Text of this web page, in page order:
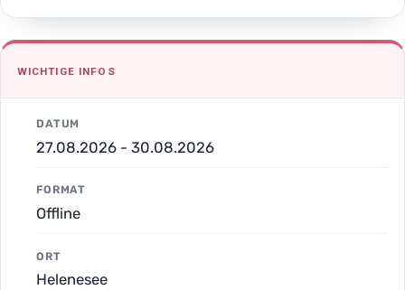
WICHTIGE INFOS
DATUM
27.08.2026 - 30.08.2026
FORMAT
Offline
ORT
Helenesee